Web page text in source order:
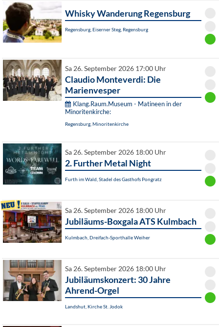
Whisky Wanderung Regensburg
Regensburg, Eiserner Steg, Regensburg
Sa 26. September 2026 17:00 Uhr
Claudio Monteverdi: Die
Marienvesper
Klang.Raum.Museum - Matineen in der
Minoritenkirche:
Regensburg, Minoritenkirche
Sa 26. September 2026 18:00 Uhr
2. Further Metal Night
Furth im Wald, Stadel des Gasthofs Pongratz
Sa 26. September 2026 18:00 Uhr
Jubiläums-Boxgala ATS Kulmbach
Kulmbach, Dreifach-Sporthalle Weiher
Sa 26. September 2026 18:00 Uhr
Jubiläumskonzert: 30 Jahre
Ahrend-Orgel
Landshut, Kirche St. Jodok